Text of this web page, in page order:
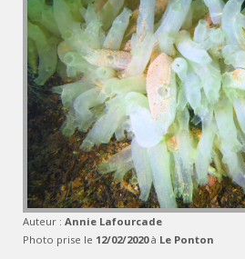
Auteur : Annie Lafourcade
Photo prise le 12/02/2020à Le Ponton